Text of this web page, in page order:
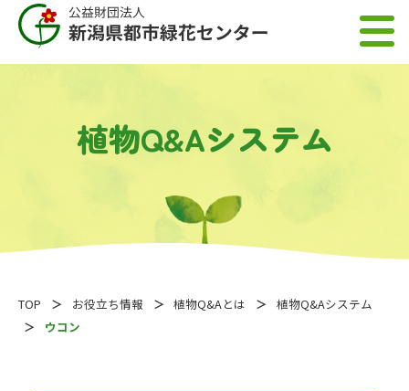
植物Q&Aシステム
TOP お役立ち情報 植物Q&Aとは
植物Q&Aシステム
ウコン